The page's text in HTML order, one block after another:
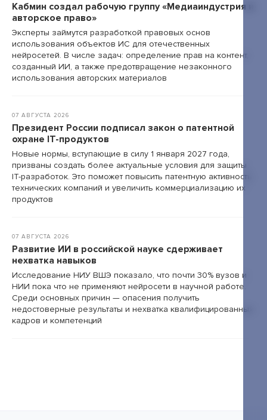
Кабмин создал рабочую группу «Медиаиндустрия и
авторское право»
Эксперты займутся разработкой правовых основ
использования объектов ИС для отечественных
нейросетей. В числе задач: определение прав на контент,
созданный ИИ, а также предотвращение незаконного
использования авторских материалов
07 АВГУСТА 2026
Президент России подписал закон о патентной
охране IT-продуктов
Новые нормы, вступающие в силу 1 января 2027 года,
призваны создать более актуальные условия для защиты
IT-разработок. Это поможет повысить патентную активность
технических компаний и увеличить коммерциализацию их
продуктов
07 АВГУСТА 2026
Развитие ИИ в российской науке сдерживает
нехватка навыков
Исследование НИУ ВШЭ показало, что почти 30% вузов и
НИИ пока что не применяют нейросети в научной работе.
Среди основных причин — опасения получить
недостоверные результаты и нехватка квалифицированных
кадров и компетенций